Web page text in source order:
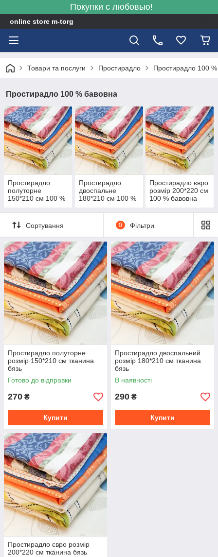
Покупки с любовью!
online store m-torg
Товари та послуги Простирадло Простирадло 100
Простирадло 100 % бавовна
Простирадло
полуторне
150*210 см 100 %
Простирадло
двоспальне
180*210 см 100 %
Простирадло євро
розмір 200*220 см
100 % бавовна
Сортування 0 Фільтри
Простирадло полуторне
розмір 150*210 см тканина
бязь
Готово до відправки
270 ₴
Купити
Простирадло двоспальний
розмір 180*210 см тканина
бязь
В наявності
290 ₴
Купити
Простирадло євро розмір
200*220 см тканина бязь